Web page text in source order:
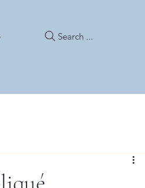
Search ...